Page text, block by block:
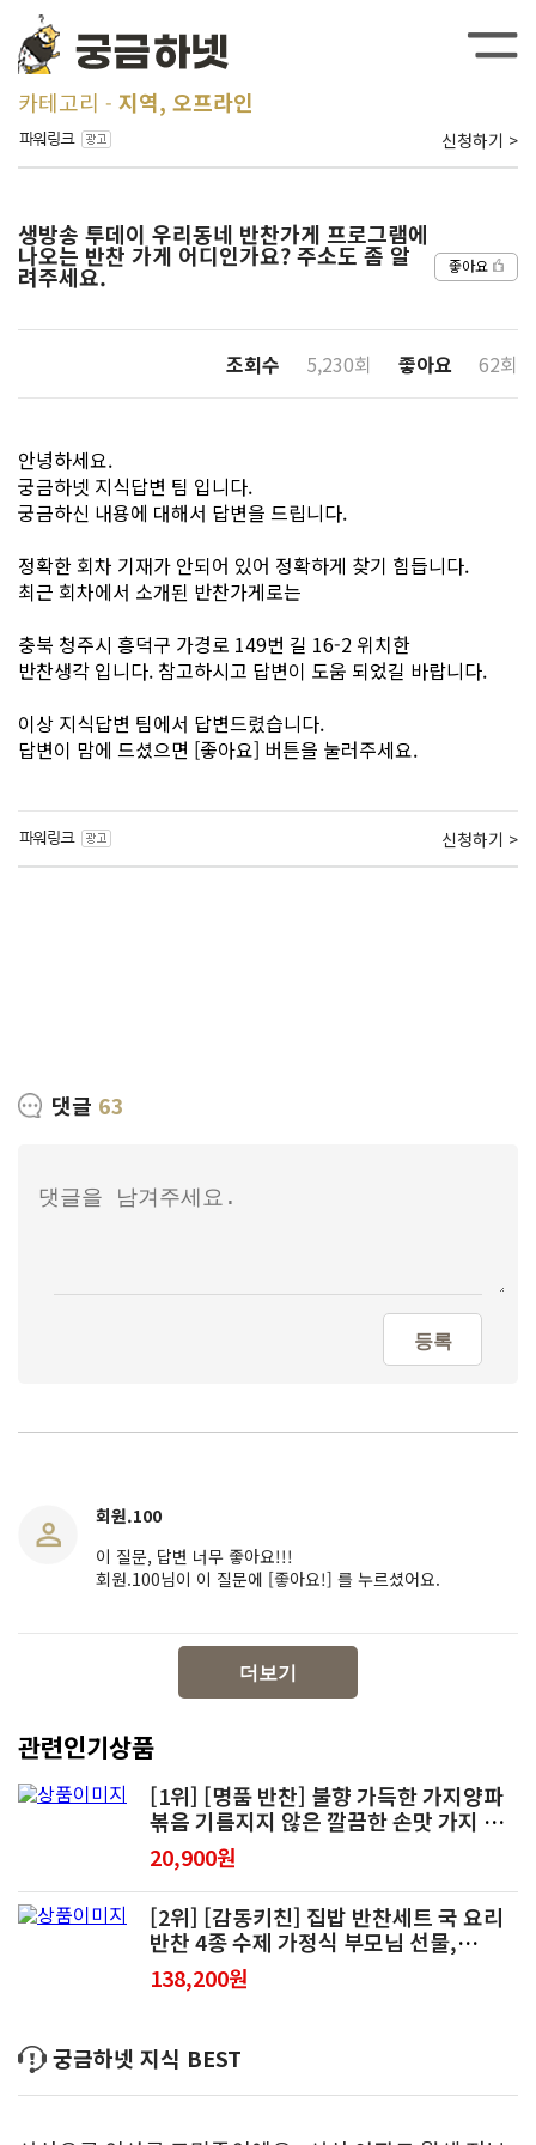
카테고리 지역, 오프라인
신청하기 >
생방송 투데이 우리동네 반찬가게 프로그램에
나오는 반찬 가게 어디인가요? 주소도 좀 알
려주세요. 좋아요
조회수 5,230회 좋아요 62회
안녕하세요.
궁금하넷 지식답변 팀 입니다.
궁금하신 내용에 대해서 답변을 드립니다.
정확한 회차 기재가 안되어 있어 정확하게 찾기 힘듭니다.
최근 회차에서 소개된 반찬가게로는
충북 청주시 흥덕구 가경로 149번 길 16-2 위치한
반찬생각 입니다. 참고하시고 답변이 도움 되었길 바랍니다.
이상 지식답변 팀에서 답변드렸습니다.
답변이 맘에 드셨으면 [좋아요] 버튼을 눌러주세요.
신청하기 >
댓글 63
등록
회원.100
이 질문, 답변 너무 좋아요!!!
회원.100님이 이 질문에 [좋아요!] 를 누르셨어요.
더보기
관련인기상품
[1위] [명품 반찬] 불향 가득한 가지양파
볶음 기름지지 않은 깔끔한 손맛 가지 밑
반찬, 3개, 280g
20,900원
[2위] [감동키친] 집밥 반찬세트 국 요리
반찬 4종 수제 가정식 부모님 선물,
2.5kg, 4세트
138,200원
궁금하넷 지식 BEST